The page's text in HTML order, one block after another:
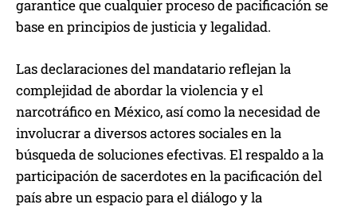
garantice que cualquier proceso de pacificación se
base en principios de justicia y legalidad.
Las declaraciones del mandatario reflejan la
complejidad de abordar la violencia y el
narcotráfico en México, así como la necesidad de
involucrar a diversos actores sociales en la
búsqueda de soluciones efectivas. El respaldo a la
participación de sacerdotes en la pacificación del
país abre un espacio para el diálogo y la